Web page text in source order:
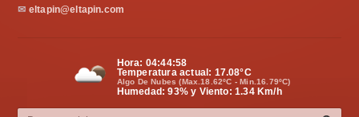
Política
Cultura
✉ eltapin@eltapin.com
Hora: 04:44:59
Temperatura actual: 17.08°C
Algo De Nubes (Max.18.62ºC - Min.16.79ºC)
Humedad: 93% y Viento: 1.34 Km/h